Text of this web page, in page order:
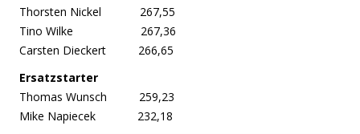
Thorsten Nickel 267,55
Tino Wilke 267,36
Carsten Dieckert 266,65
Ersatzstarter
Thomas Wunsch 259,23
Mike Napiecek 232,18